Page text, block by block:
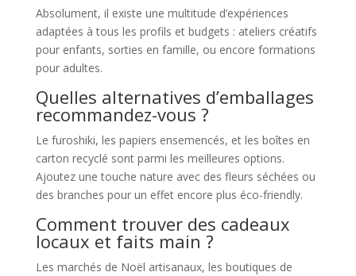
Absolument, il existe une multitude d’expériences
adaptées à tous les profils et budgets : ateliers créatifs
pour enfants, sorties en famille, ou encore formations
pour adultes.
Quelles alternatives d’emballages
recommandez-vous ?
Le furoshiki, les papiers ensemencés, et les boîtes en
carton recyclé sont parmi les meilleures options.
Ajoutez une touche nature avec des fleurs séchées ou
des branches pour un effet encore plus éco-friendly.
Comment trouver des cadeaux
locaux et faits main ?
Les marchés de Noël artisanaux, les boutiques de